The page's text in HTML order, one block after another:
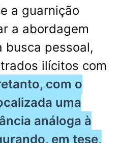
a guarnição
a abordagem
busca pessoal,
ilícitos com
com o
uma
análoga à
em tese,